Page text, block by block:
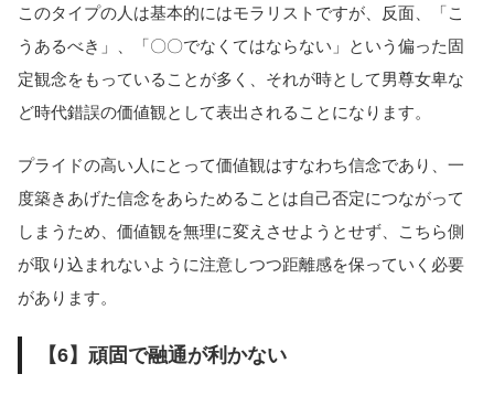
このタイプの人は基本的にはモラリストですが、反面、「こ
うあるべき」、「〇〇でなくてはならない」という偏った固
定観念をもっていることが多く、それが時として男尊女卑な
ど時代錯誤の価値観として表出されることになります。
プライドの高い人にとって価値観はすなわち信念であり、一
度築きあげた信念をあらためることは自己否定につながって
しまうため、価値観を無理に変えさせようとせず、こちら側
が取り込まれないように注意しつつ距離感を保っていく必要
があります。
【6】頑固で融通が利かない